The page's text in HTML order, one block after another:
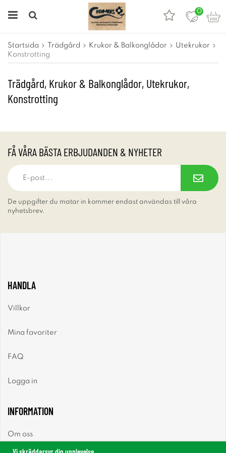
0
Startsida Trädgård Krukor & Balkonglådor
Utekrukor
Konstrotting
Trädgård, Krukor & Balkonglådor, Utekrukor,
Konstrotting
FÅ VÅRA BÄSTA ERBJUDANDEN & NYHETER
De uppgifter du matar in kommer endast användas till våra
nyhetsbrev.
HANDLA
Villkor
Mina favoriter
FAQ
Logga in
INFORMATION
Om oss